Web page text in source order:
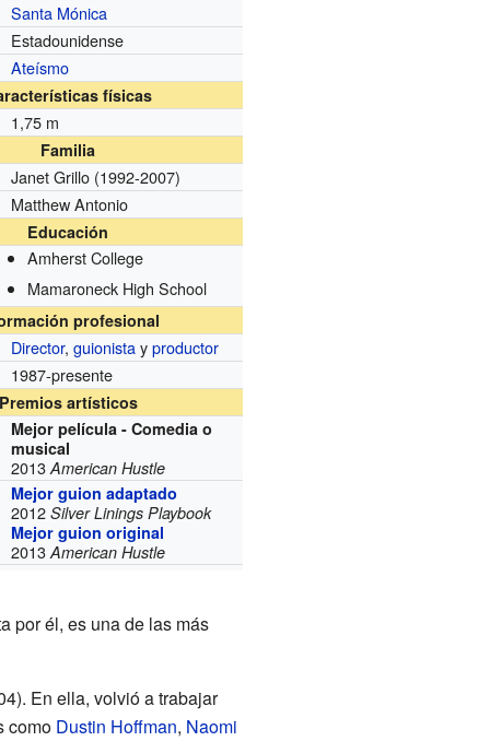
Santa Mónica
Estadounidense
Ateísmo
físicas
1,75 m
Familia
Janet Grillo (1992-2007)
Matthew Antonio
Educación
Amherst College
Mamaroneck High School
profesional
Director,guionistayproductor
1987-presente
artísticos
Mejor película - Comedia o
musical
2013American Hustle
Mejor guion adaptado
2012Silver Linings Playbook
Mejor guion original
2013American Hustle
por él, es una de las más
En ella, volvió a trabajar
como Dustin Hoffman, Naomi